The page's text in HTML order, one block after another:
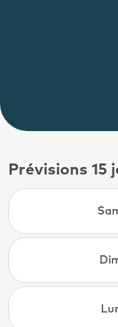
Prévisions 15